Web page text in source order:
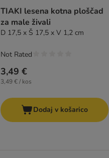
TIAKI lesena kotna ploščad
za male živali
D 17,5 x Š 17,5 x V 1,2 cm
3,49 €
3,49 € / kos
Not Rated
Dodaj v košarico